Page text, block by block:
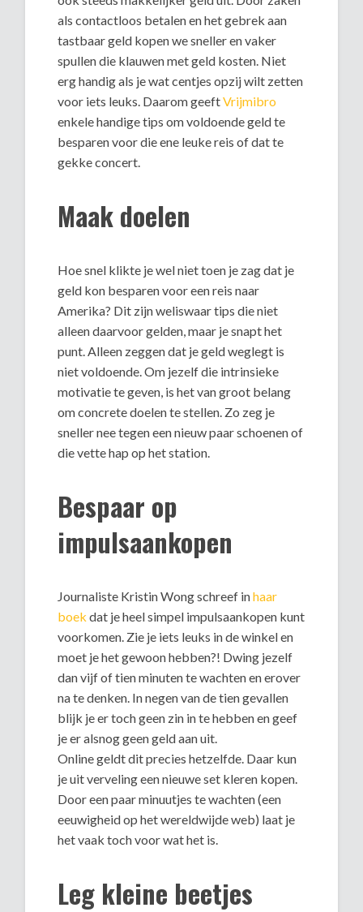
als contactloos betalen en het gebrek aan
tastbaar geld kopen we sneller en vaker
spullen die klauwen met geld kosten. Niet
erg handig als je wat centjes opzij wilt zetten
voor iets leuks. Daarom geeftVrijmibro
enkele handige tips om voldoende geld te
besparen voor die ene leuke reis of dat te
gekke concert.
Maak doelen
Hoe snel klikte je wel niet toen je zag dat je
geld kon besparen voor een reis naar
Amerika? Dit zijn weliswaar tips die niet
alleen daarvoor gelden, maar je snapt het
punt. Alleen zeggen dat je geld weglegt is
niet voldoende. Om jezelf die intrinsieke
motivatie te geven, is het van groot belang
om concrete doelen te stellen. Zo zeg je
sneller nee tegen een nieuw paar schoenen of
die vette hap op het station.
Bespaar op
impulsaankopen
Journaliste Kristin Wong schreef inhaar
boek dat je heel simpel impulsaankopen kunt
voorkomen. Zie je iets leuks in de winkel en
moet je het gewoon hebben?! Dwing jezelf
dan vijf of tien minuten te wachten en erover
na te denken. In negen van de tien gevallen
blijk je er toch geen zin in te hebben en geef
je er alsnog geen geld aan uit.
Online geldt dit precies hetzelfde. Daar kun
je uit verveling een nieuwe set kleren kopen.
Door een paar minuutjes te wachten (een
eeuwigheid op het wereldwijde web) laat je
het vaak toch voor wat het is.
Leg kleine beetjes